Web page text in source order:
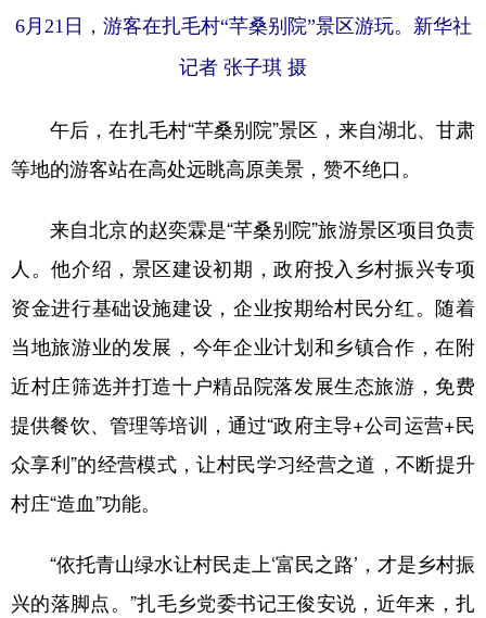
6月21日，游客在扎毛村“芊桑别院”景区游玩。新华社
记者 张子琪 摄
午后，在扎毛村“芊桑别院”景区，来自湖北、甘肃
等地的游客站在高处远眺高原美景，赞不绝口。
来自北京的赵奕霖是“芊桑别院”旅游景区项目负责
人。他介绍，景区建设初期，政府投入乡村振兴专项
资金进行基础设施建设，企业按期给村民分红。随着
当地旅游业的发展，今年企业计划和乡镇合作，在附
近村庄筛选并打造十户精品院落发展生态旅游，免费
提供餐饮、管理等培训，通过“政府主导+公司运营+民
众享利”的经营模式，让村民学习经营之道，不断提升
村庄“造血”功能。
“依托青山绿水让村民走上‘富民之路’，才是乡村振
兴的落脚点。”扎毛乡党委书记王俊安说，近年来，扎